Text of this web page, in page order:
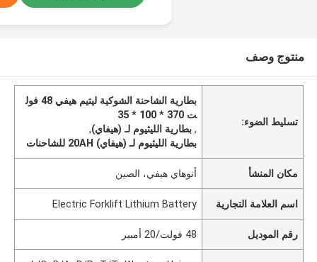
منتوج وصف
تسليط الضوء:
بطارية الشاحنة الشوكية ليتيم هيفي 48 فول
ت 370 * 100 * 35
,بطارية الليثيوم لـ (هيفاي),
بطارية الليثيوم لـ (هيفاي) 20AH للشاحنات
مكان المنشأ أنوهاي هيفي، الصين
اسم العلامة التجارية Electric Forklift Lithium Battery
رقم الموديل 48 فولت/20 أمبير